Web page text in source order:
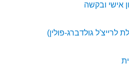
אישי ובקשה
לרייצ'ל גולדברג-פולין)